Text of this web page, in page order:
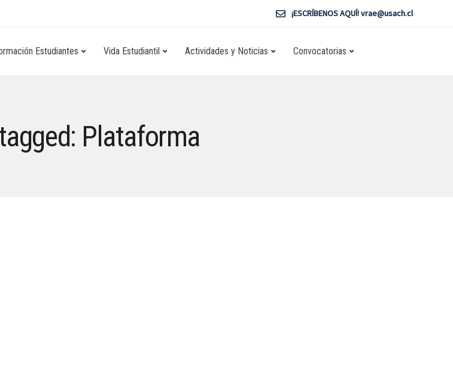
¡ESCRÍBENOS AQUÍ! vrae@usach.cl
Estudiantes Vida Estudiantil Actividades y Noticias Convocatorias
Plataforma